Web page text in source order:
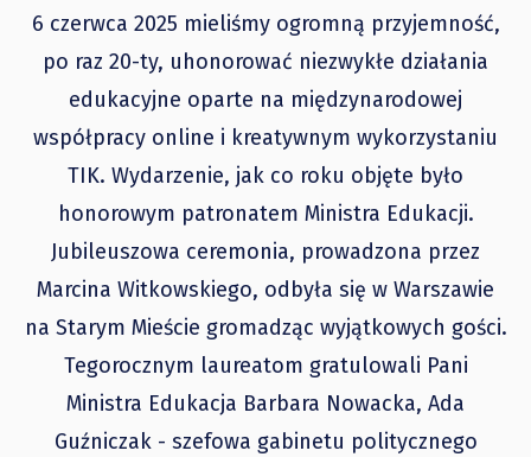
6 czerwca 2025 mieliśmy ogromną przyjemność,
po raz 20-ty, uhonorować niezwykłe działania
edukacyjne oparte na międzynarodowej
współpracy online i kreatywnym wykorzystaniu
TIK. Wydarzenie, jak co roku objęte było
honorowym patronatem Ministra Edukacji.
Jubileuszowa ceremonia, prowadzona przez
Marcina Witkowskiego, odbyła się w Warszawie
na Starym Mieście gromadząc wyjątkowych gości.
Tegorocznym laureatom gratulowali Pani
Ministra Edukacja Barbara Nowacka, Ada
Guźniczak - szefowa gabinetu politycznego